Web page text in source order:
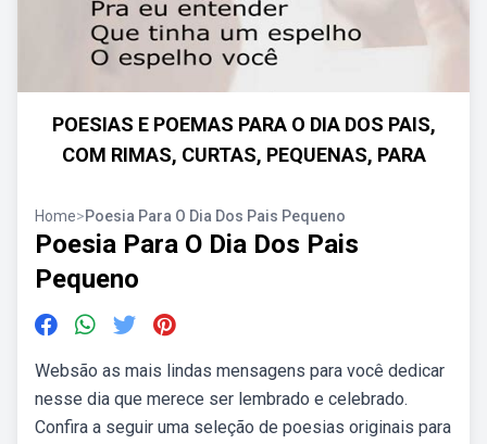
POESIAS E POEMAS PARA O DIA DOS PAIS,
COM RIMAS, CURTAS, PEQUENAS, PARA
Home>Poesia Para O Dia Dos Pais Pequeno
Poesia Para O Dia Dos Pais
Pequeno
Websão as mais lindas mensagens para você dedicar
nesse dia que merece ser lembrado e celebrado.
Confira a seguir uma seleção de poesias originais para